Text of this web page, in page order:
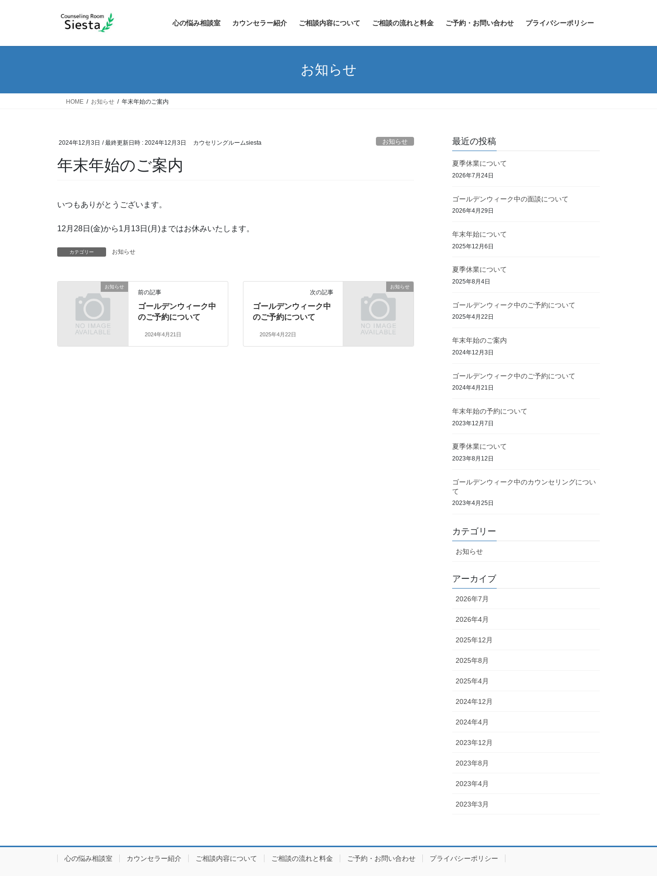
心の悩み相談室 カウンセラー紹介 ご相談内容について ご相談の流れと料金 ご予約・お問い合わせ プライバシーポリシー
お知らせ
HOME お知らせ 年末年始のご案内
2024年12月3日 / 最終更新日時 : 2024年12月3日 カウセリングルームsiesta お知らせ
年末年始のご案内
いつもありがとうございます。
12月28日(金)から1月13日(月)まではお休みいたします。
カテゴリー お知らせ
お知らせ
前の記事
ゴールデンウィーク中
のご予約について
2024年4月21日
お知らせ
次の記事
ゴールデンウィーク中
のご予約について
2025年4月22日
最近の投稿
夏季休業について
2026年7月24日
ゴールデンウィーク中の面談について
2026年4月29日
年末年始について
2025年12月6日
夏季休業について
2025年8月4日
ゴールデンウィーク中のご予約について
2025年4月22日
年末年始のご案内
2024年12月3日
ゴールデンウィーク中のご予約について
2024年4月21日
年末年始の予約について
2023年12月7日
夏季休業について
2023年8月12日
ゴールデンウィーク中のカウンセリングについ
て
2023年4月25日
カテゴリー
お知らせ
アーカイブ
2026年7月
2026年4月
2025年12月
2025年8月
2025年4月
2024年12月
2024年4月
2023年12月
2023年8月
2023年4月
2023年3月
心の悩み相談室 カウンセラー紹介 ご相談内容について ご相談の流れと料金 ご予約・お問い合わせ プライバシーポリシー